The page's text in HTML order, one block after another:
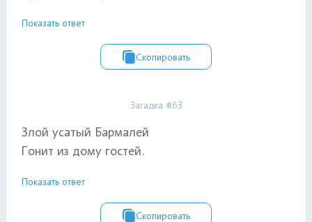
Показать ответ
Скопировать
Загадка #63
Злой усатый Бармалей
Гонит из дому гостей.
Показать ответ
Скопировать